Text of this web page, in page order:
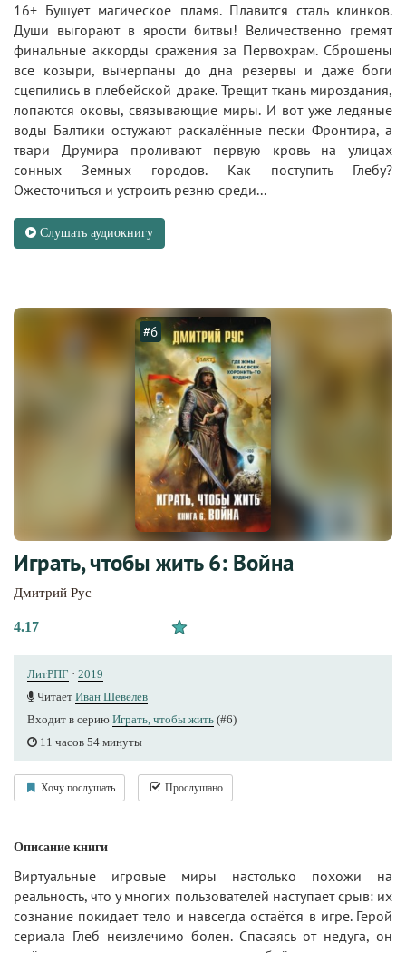
16+ Бушует магическое пламя. Плавится сталь клинков.
Души выгорают в ярости битвы! Величественно гремят
финальные аккорды сражения за Первохрам. Сброшены
все козыри, вычерпаны до дна резервы и даже боги
сцепились в плебейской драке. Трещит ткань мироздания,
лопаются оковы, связывающие миры. И вот уже ледяные
воды Балтики остужают раскалённые пески Фронтира, а
твари Друмира проливают первую кровь на улицах
сонных Земных городов. Как поступить Глебу?
Ожесточиться и устроить резню среди...
Слушать аудиокнигу
#6
Играть, чтобы жить 6: Война
Дмитрий Рус
4.17
ЛитРПГ · 2019
Читает Иван Шевелев
Входит в серию Играть, чтобы жить (#6)
11 часов 54 минуты
Хочу послушать Прослушано
Описание книги
Виртуальные игровые миры настолько похожи на
реальность, что у многих пользователей наступает срыв: их
сознание покидает тело и навсегда остаётся в игре. Герой
сериала Глеб неизлечимо болен. Спасаясь от недуга, он